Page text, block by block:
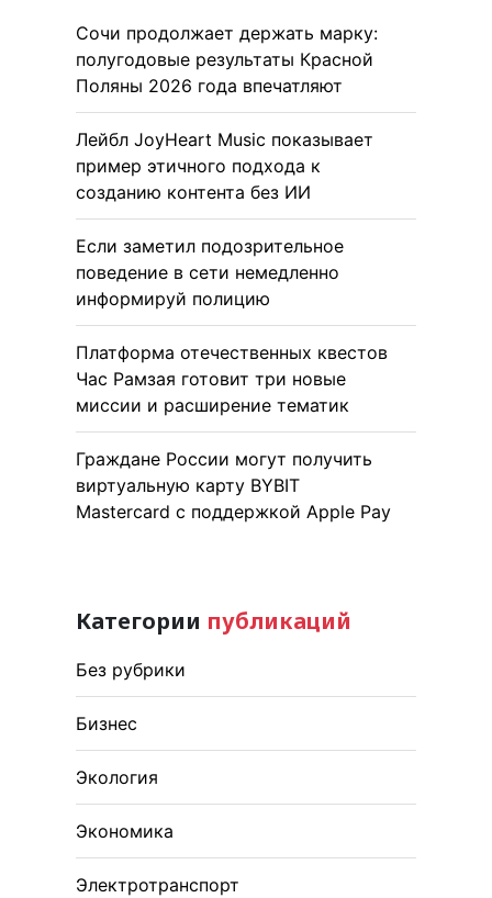
Сочи продолжает держать марку:
полугодовые результаты Красной
Поляны 2026 года впечатляют
Лейбл JoyHeart Music показывает
пример этичного подхода к
созданию контента без ИИ
Если заметил подозрительное
поведение в сети немедленно
информируй полицию
Платформа отечественных квестов
Час Рамзая готовит три новые
миссии и расширение тематик
Граждане России могут получить
виртуальную карту BYBIT
Mastercard с поддержкой Apple Pay
Категории публикаций
Без рубрики
Бизнес
Экология
Экономика
Электротранспорт